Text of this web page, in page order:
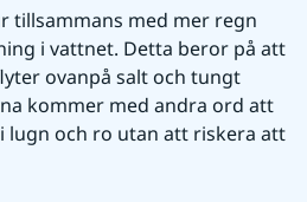
tillsammans med mer regn
i vattnet. Detta beror på att
ovanpå salt och tungt
kommer med andra ord att
lugn och ro utan att riskera att